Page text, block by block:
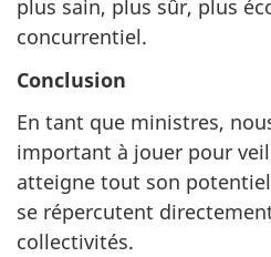
plus sain, plus sûr, plus
concurrentiel.
Conclusion
En tant que ministres,
important à jouer pour
atteigne tout son
se répercutent
collectivités.